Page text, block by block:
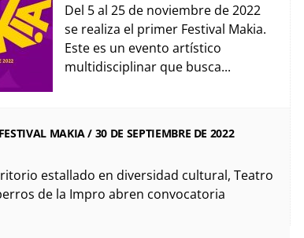
Del 5 al 25 de noviembre de 2022
se realiza el primer Festival Makia.
Este es un evento artístico
multidisciplinar que busca...
MAKIA / 30 DE SEPTIEMBRE DE 2022
estallado en diversidad cultural, Teatro
de la Impro abren convocatoria